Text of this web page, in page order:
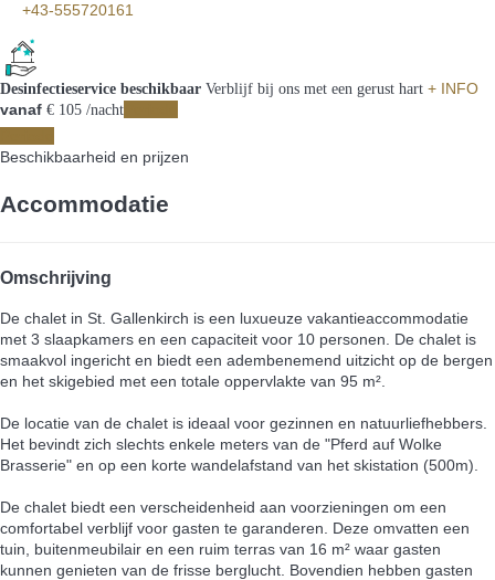
+43-555720161
Desinfectieservice beschikbaar Verblijf bij ons met een gerust hart + INFO
vanaf € 105 /nacht
Beschikbaarheid en prijzen
Accommodatie
Omschrijving
De chalet in St. Gallenkirch is een luxueuze vakantieaccommodatie
met 3 slaapkamers en een capaciteit voor 10 personen. De chalet is
smaakvol ingericht en biedt een adembenemend uitzicht op de bergen
en het skigebied met een totale oppervlakte van 95 m².
De locatie van de chalet is ideaal voor gezinnen en natuurliefhebbers.
Het bevindt zich slechts enkele meters van de "Pferd auf Wolke
Brasserie" en op een korte wandelafstand van het skistation (500m).
De chalet biedt een verscheidenheid aan voorzieningen om een
comfortabel verblijf voor gasten te garanderen. Deze omvatten een
tuin, buitenmeubilair en een ruim terras van 16 m² waar gasten
kunnen genieten van de frisse berglucht. Bovendien hebben gasten